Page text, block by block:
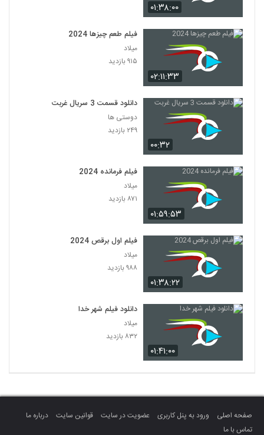
۰۱:۳۸:۰۰
۰۲:۱۱:۳۳
فیلم طعم چیزها 2024
میلاد
۹۱۵ بازدید
۰۰:۳۲
دانلود قسمت 3 سریال غربت
دوستی ها
۲۴۹ بازدید
۰۱:۵۹:۵۳
فیلم فرمانده 2024
میلاد
۸۷۱ بازدید
۰۱:۳۸:۲۲
فیلم اول برقص 2024
میلاد
۹۸۸ بازدید
۰۱:۴۱:۰۰
دانلود فیلم شهر خدا
میلاد
۸۳۲ بازدید
صفحه اصلی ورود به پنل کاربری عضویت در سایت قوانین سایت
درباره ما
تماس با ما